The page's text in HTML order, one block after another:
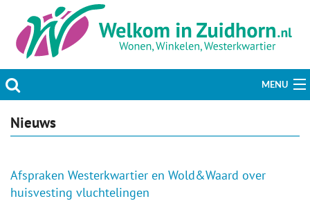
MENU
Actueel
Welzijn & Maatschappij
Nieuws
Afspraken Westerkwartier en Wold&Waard over
huisvesting vluchtelingen